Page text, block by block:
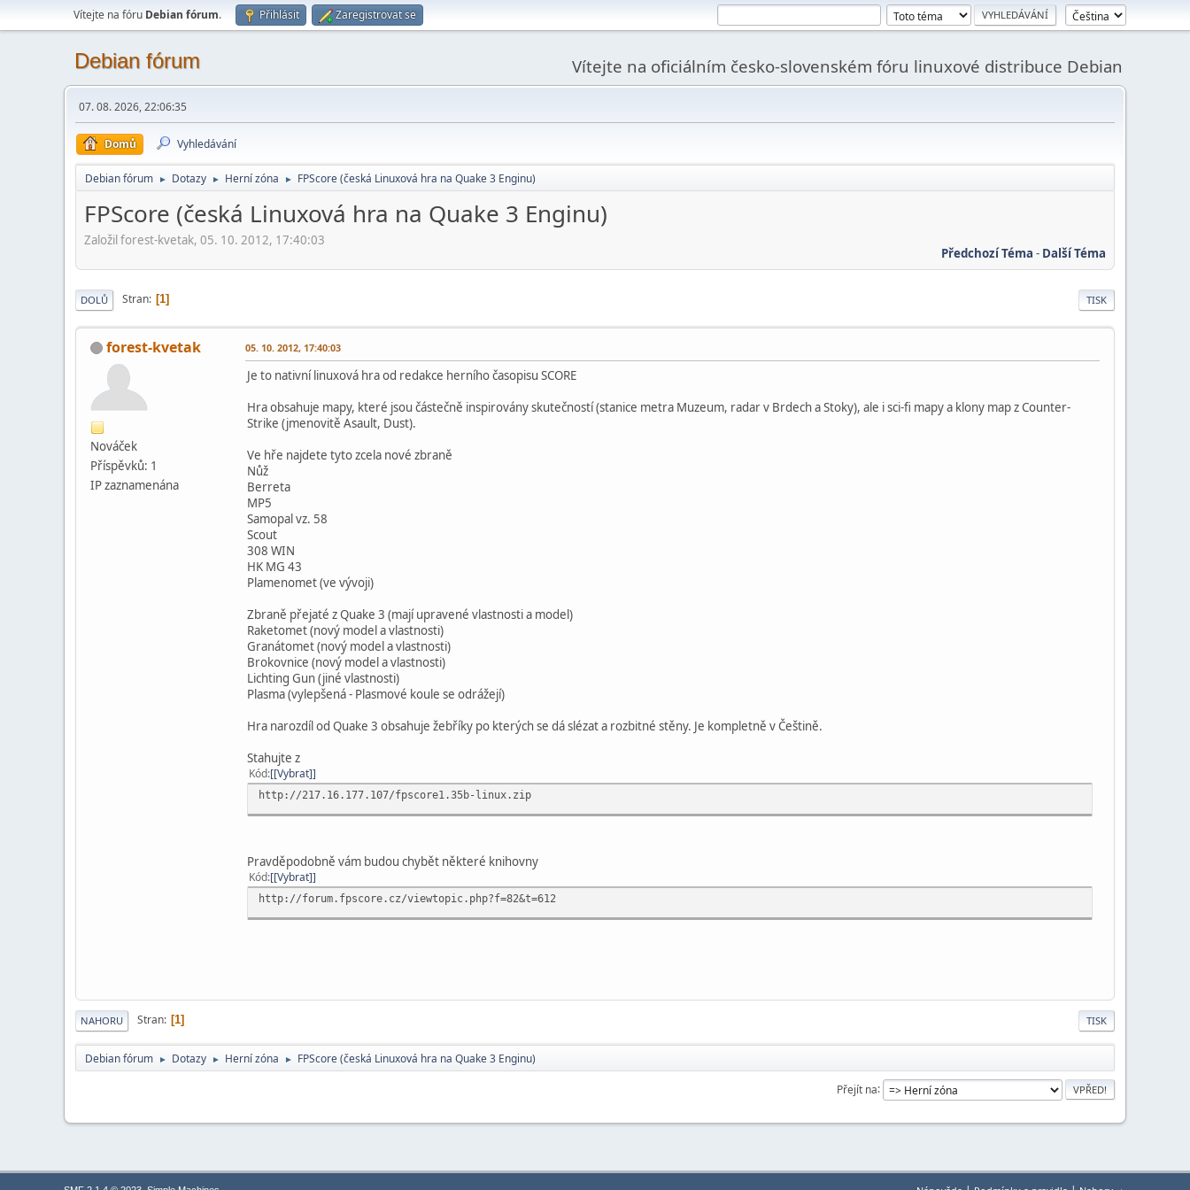
Vítejte na fóru Debian fórum. Přihlásit Zaregistrovat se
Debian fórum Vítejte na oficiálním česko-slovenském fóru linuxové distribuce Debian
07. 08. 2026, 22:06:35
Domů Vyhledávání
Debian fórum ► Dotazy ► Herní­ zóna ► FPScore (česká Linuxová hra na Quake 3 Enginu)
FPScore (česká Linuxová hra na Quake 3 Enginu)
Založil forest-kvetak, 05. 10. 2012, 17:40:03
Předchozí Téma - Další Téma
TISK
DOLŮ Stran 1
forest-kvetak
Nováček
Příspěvků: 1
IP zaznamenána
05. 10. 2012, 17:40:03
Je to nativní linuxová hra od redakce herního časopisu SCORE
Hra obsahuje mapy, které jsou částečně inspirovány skutečností (stanice metra Muzeum, radar v Brdech a Stoky), ale i sci-fi mapy a klony map z Counter-
Strike (jmenovitě Asault, Dust).
Ve hře najdete tyto zcela nové zbraně
Nůž
Berreta
MP5
Samopal vz. 58
Scout
308 WIN
HK MG 43
Plamenomet (ve vývoji)
Zbraně přejaté z Quake 3 (mají upravené vlastnosti a model)
Raketomet (nový model a vlastnosti)
Granátomet (nový model a vlastnosti)
Brokovnice (nový model a vlastnosti)
Lichting Gun (jiné vlastnosti)
Plasma (vylepšená - Plasmové koule se odrážejí)
Hra narozdíl od Quake 3 obsahuje žebříky po kterých se dá slézat a rozbitné stěny. Je kompletně v Češtině.
Stahujte z
Kód [Vybrat]
http://217.16.177.107/fpscore1.35b-linux.zip
Pravděpodobně vám budou chybět některé knihovny
Kód [Vybrat]
http://forum.fpscore.cz/viewtopic.php?f=82&t=612
TISK
NAHORU Stran 1
Debian fórum ► Dotazy ► Herní­ zóna ► FPScore (česká Linuxová hra na Quake 3 Enginu)
Přejít na